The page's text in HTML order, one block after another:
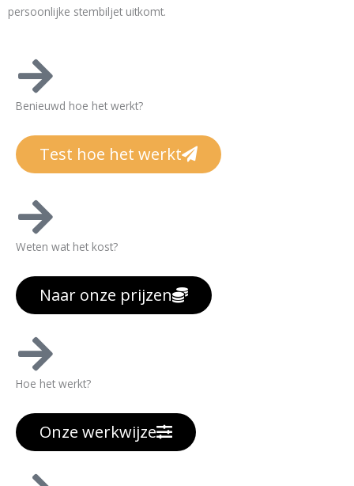
persoonlijke stembiljet uitkomt.
Benieuwd hoe het werkt?
Test hoe het werkt
Weten wat het kost?
Naar onze prijzen
Hoe het werkt?
Onze werkwijze